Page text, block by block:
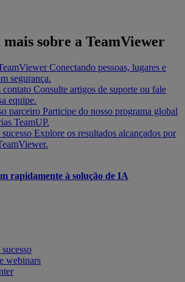
mais sobre a TeamViewer
Conectando pessoas, lugares e
segurança.
contato Consulte artigos de suporte ou fale
equipe.
parceiro Participe do nosso programa global
TeamUP.
Explore os resultados alcançados por
rapidamente à solução de IA
webinars